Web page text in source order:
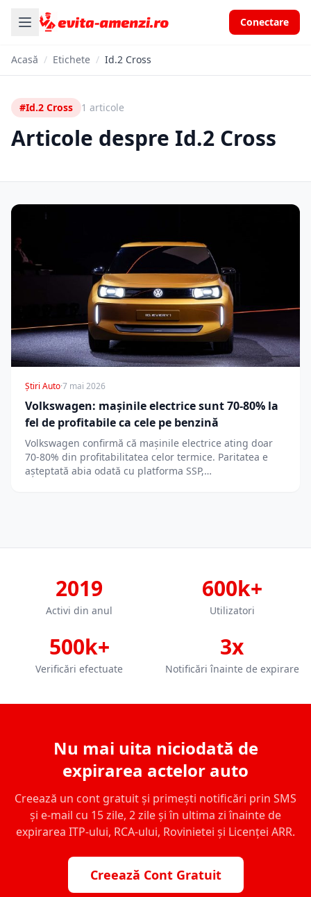
Conectare
Acasă / Etichete / Id.2 Cross
#Id.2 Cross 1 articole
Articole despre Id.2 Cross
Știri Auto·7 mai 2026
Volkswagen: mașinile electrice sunt 70-80% la
fel de profitabile ca cele pe benzină
Volkswagen confirmă că mașinile electrice ating doar
70-80% din profitabilitatea celor termice. Paritatea e
așteptată abia odată cu platforma SSP,…
2019
Activi din anul
600k+
Utilizatori
500k+
Verificări efectuate
3x
Notificări înainte de expirare
Nu mai uita niciodată de
expirarea actelor auto
Creează un cont gratuit și primești notificări prin SMS
și e-mail cu 15 zile, 2 zile și în ultima zi înainte de
expirarea ITP-ului, RCA-ului, Rovinietei și Licenței ARR.
Creează Cont Gratuit